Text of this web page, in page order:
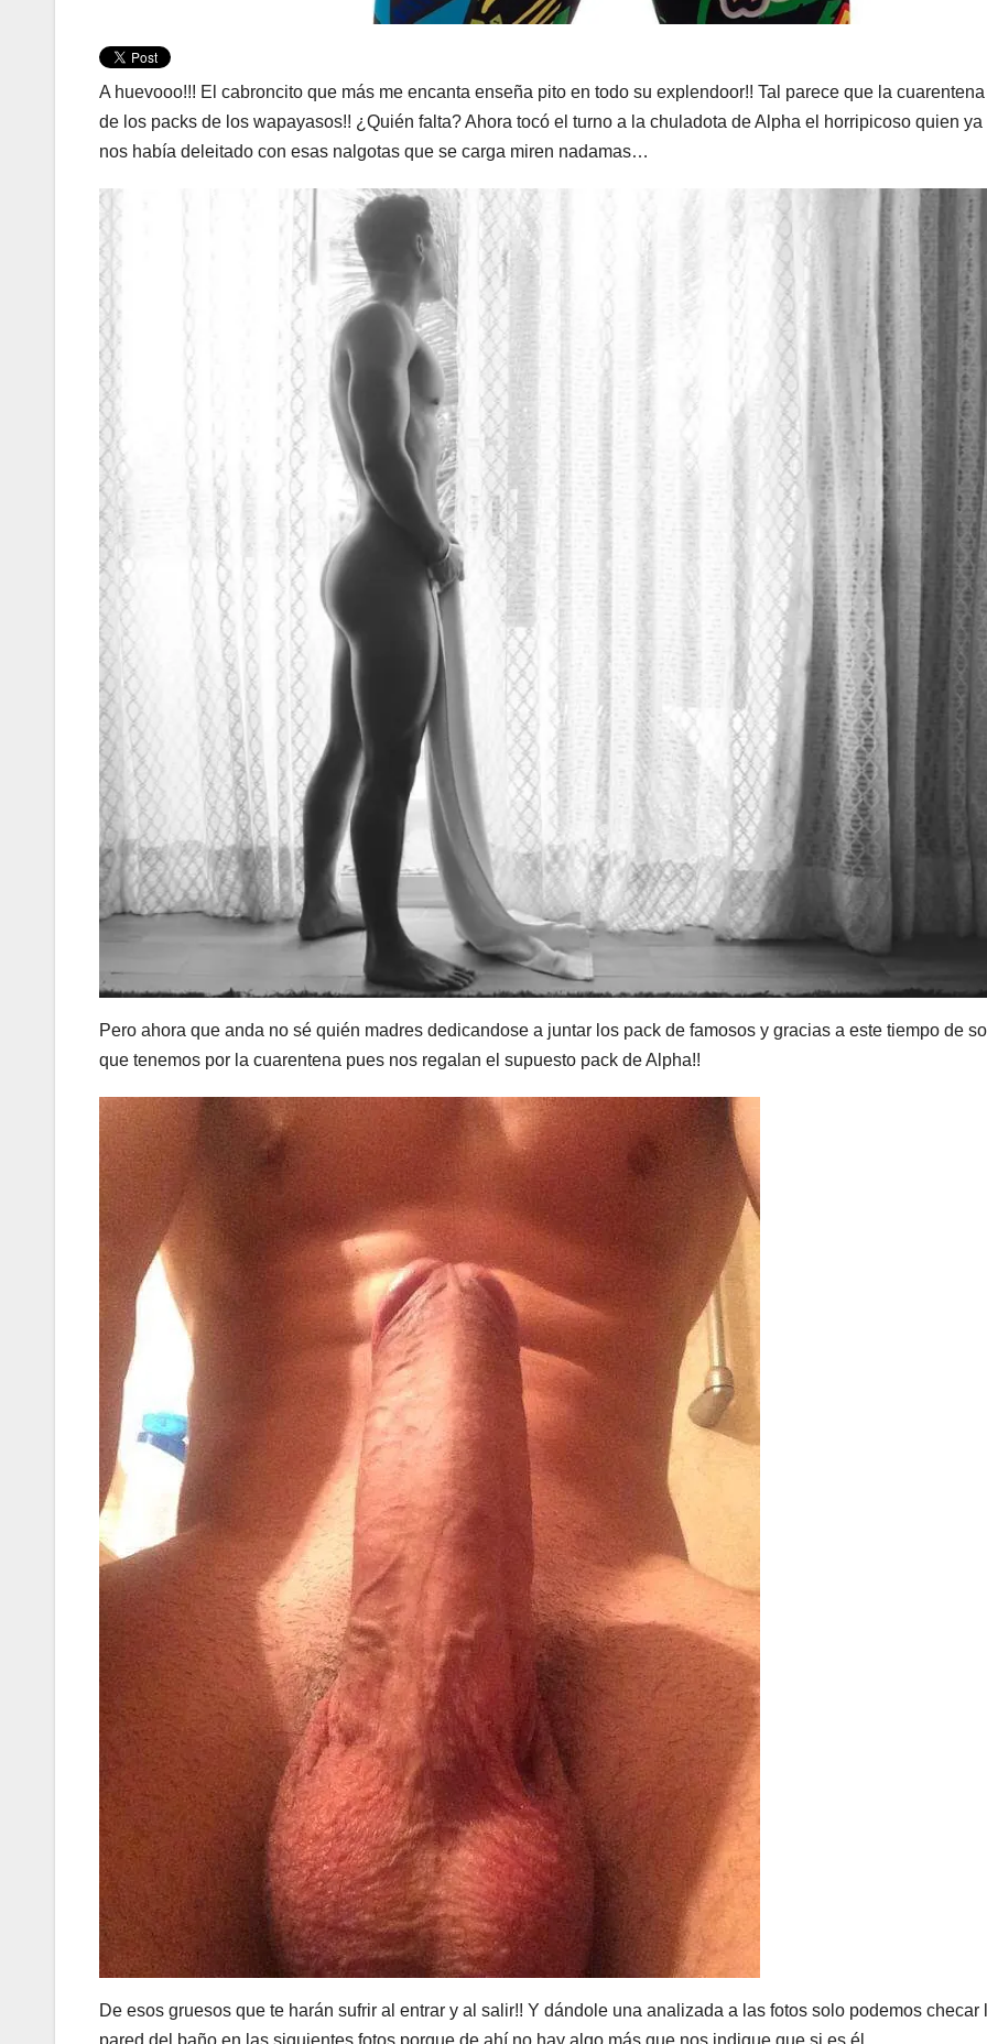
A huevooo!!! El cabroncito que más me encanta enseña pito en todo su explendoor!! Tal parece que la
de los packs de los wapayasos!! ¿Quién falta? Ahora tocó el turno a la chuladota de Alpha el horripicoso quien ya
nos había deleitado con esas nalgotas que se carga miren nadamas…
Pero ahora que anda no sé quién madres dedicandose a juntar los pack de famosos y gracias a este tiempo de
que tenemos por la cuarentena pues nos regalan el supuesto pack de Alpha!!
De esos gruesos que te harán sufrir al entrar y al salir!! Y dándole una analizada a las fotos solo podemos checar
pared del baño en las siguientes fotos porque de ahí no hay algo más que nos indique que si es él…